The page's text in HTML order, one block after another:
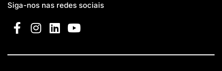
Siga-nos nas redes sociais